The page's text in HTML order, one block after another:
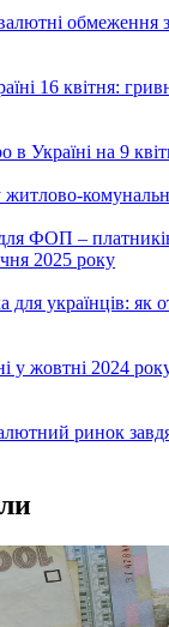
обмеження
16 квітня:
в Україні на 9
житлово-
ФОП –
2025 року
для українців: як
у жовтні 2024
ринок